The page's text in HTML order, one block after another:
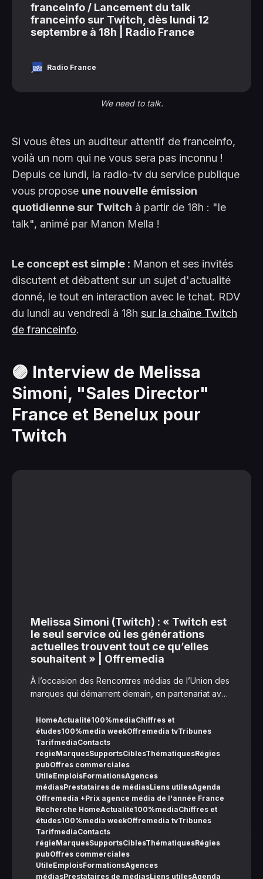
franceinfo / Lancement du talk
franceinfo sur Twitch, dès lundi 12
septembre à 18h | Radio France
Radio France
We need to talk.
Si vous êtes un auditeur attentif de franceinfo,
voilà un nom qui ne vous sera pas inconnu !
Depuis ce lundi, la radio-tv du service publique
vous propose une nouvelle émission
quotidienne sur Twitch à partir de 18h : "le
talk", animé par Manon Mella !
Le concept est simple : Manon et ses invités
discutent et débattent sur un sujet d'actualité
donné, le tout en interaction avec le tchat. RDV
du lundi au vendredi à 18h sur la chaîne Twitch
de franceinfo.
🟣 Interview de Melissa
Simoni, "Sales Director"
France et Benelux pour
Twitch
Melissa Simoni (Twitch) : « Twitch est
le seul service où les générations
actuelles trouvent tout ce qu’elles
souhaitent » | Offremedia
À l’occasion des Rencontres médias de l’Union des
marques qui démarrent demain, en partenariat avec
participent à cette nouvelle édition : Twitch sera
présent pour la première fois. 100%Media a
interrogé Melissa Simoni, sales director France et
Benelux. ​100%M…
HomeActualité100%mediaChiffres et
études100%media weekOffremedia tvTribunes
TarifmediaContacts
régieMarquesSupportsCiblesThématiquesRégies
pubOffres commerciales
UtileEmploisFormationsAgences
médiasPrestataires de médiasLiens utilesAgenda
Offremedia +Prix agence média de l'année France
Recherche HomeActualité100%mediaChiffres et
études100%media weekOffremedia tvTribunes
TarifmediaContacts
régieMarquesSupportsCiblesThématiquesRégies
pubOffres commerciales
UtileEmploisFormationsAgences
médiasPrestataires de médiasLiens utilesAgenda